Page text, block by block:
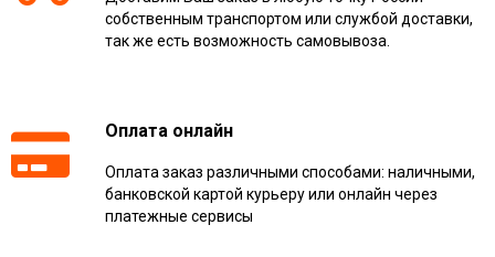
собственным транспортом или службой доставки,
так же есть возможность самовывоза.
Оплата онлайн
Оплата заказ различными способами: наличными,
банковской картой курьеру или онлайн через
платежные сервисы